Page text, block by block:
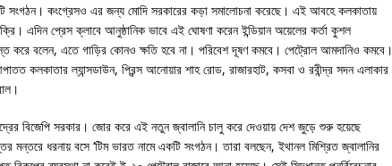
সংগঠন। কংগ্রেসও এর জন্য মোদি সরকারের কড়া সমালোচনা করেছে। এই আবহে কলকাতায়
এদিন প্রেস ক্লাবে আনুষ্ঠানিক ভাবে এই ঘোষণা করেন ইন্ডিয়ান অয়েলের কর্তা কুশল
করে বলেন, এতে গাড়ির কোনও ক্ষতি হবে না। পরিবেশ দূষণ কমবে। পেট্রোল আমদানিও কমবে।
কলকাতার ল্যান্সডাউন, প্রিন্স আনোয়ার শাহ রোড, রাজারহাট, কসবা ও রবীন্দ্র সদন এলাকার
বিজেপি সরকার। জোর করে এই নতুন জ্বালানি চালু করে দেওয়ায় দেশ জুড়ে শুরু হয়েছে
মন্তরে ধরনায় বসে ‘টিম ভারত নামে একটি সংগঠন। তারা বলছেন, ইথানল মিশ্রিত জ্বালানির